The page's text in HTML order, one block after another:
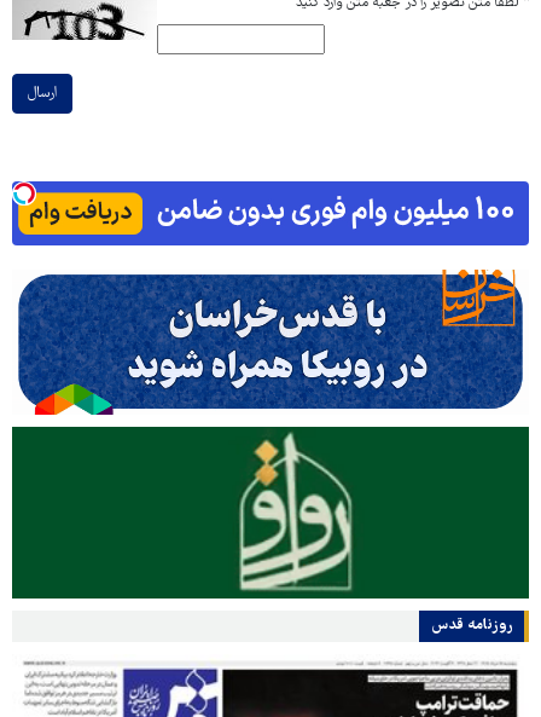
ارسال
روزنامه قدس